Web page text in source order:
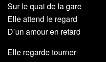
Sur le quai de la gare
Elle attend le regard
D’un amour en retard
Elle regarde tourner